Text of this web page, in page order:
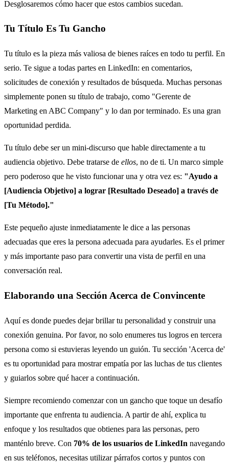
Desglosaremos cómo hacer que estos cambios sucedan.
Tu Título Es Tu Gancho
Tu título es la pieza más valiosa de bienes raíces en todo tu perfil. En
serio. Te sigue a todas partes en LinkedIn: en comentarios,
solicitudes de conexión y resultados de búsqueda. Muchas personas
simplemente ponen su título de trabajo, como "Gerente de
Marketing en ABC Company" y lo dan por terminado. Es una gran
oportunidad perdida.
Tu título debe ser un mini-discurso que hable directamente a tu
audiencia objetivo. Debe tratarse de ellos, no de ti. Un marco simple
pero poderoso que he visto funcionar una y otra vez es: "Ayudo a
[Audiencia Objetivo] a lograr [Resultado Deseado] a través de
[Tu Método]."
Este pequeño ajuste inmediatamente le dice a las personas
adecuadas que eres la persona adecuada para ayudarles. Es el primer
y más importante paso para convertir una vista de perfil en una
conversación real.
Elaborando una Sección Acerca de Convincente
Aquí es donde puedes dejar brillar tu personalidad y construir una
conexión genuina. Por favor, no solo enumeres tus logros en tercera
persona como si estuvieras leyendo un guión. Tu sección 'Acerca de'
es tu oportunidad para mostrar empatía por las luchas de tus clientes
y guiarlos sobre qué hacer a continuación.
Siempre recomiendo comenzar con un gancho que toque un desafío
importante que enfrenta tu audiencia. A partir de ahí, explica tu
enfoque y los resultados que obtienes para las personas, pero
manténlo breve. Con 70% de los usuarios de LinkedIn navegando
en sus teléfonos, necesitas utilizar párrafos cortos y puntos con